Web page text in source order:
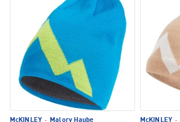
McKINLEY · Malory Haube
McKINLEY ·